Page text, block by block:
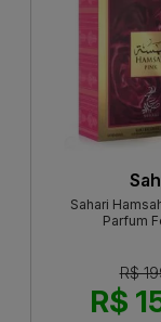
Sahari
Parfum
R$
R$